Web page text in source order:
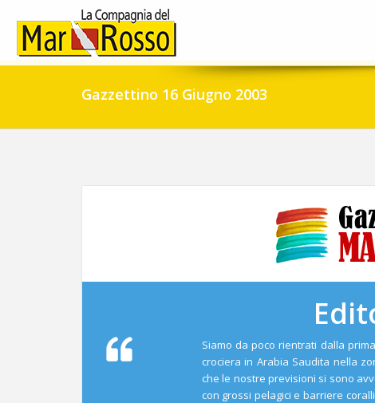
Gazzettino 16 Giugno 2003
Siamo da poco rientrati dalla
crociera in Arabia Saudita nella
che le nostre previsioni si sono
con grossi pelagici e barriere